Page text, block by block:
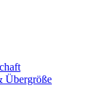
Übergröße